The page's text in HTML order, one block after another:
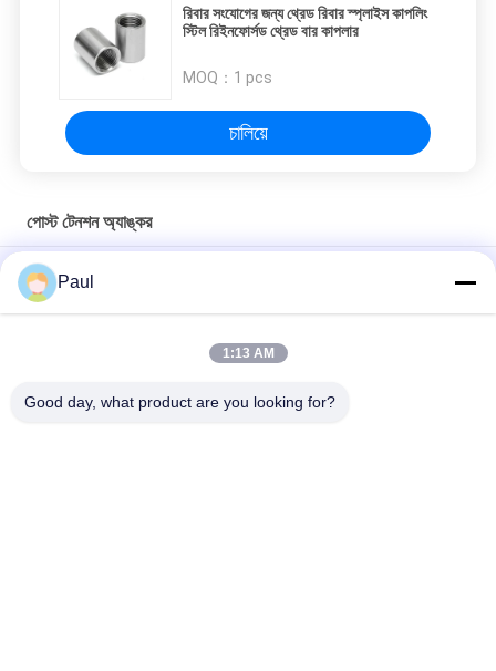
রিবার সংযোগের জন্য থ্রেড রিবার স্প্লাইস কাপলিং
স্টিল রিইনফোর্সড থ্রেড বার কাপলার
MOQ： 1 pcs
চালিয়ে
পোস্ট টেনশন অ্যাঙ্কর
পোস্ট টেনশন কাস্ট আয়রন অ্যাঙ্কর ওয়েজ অ্যাঙ্কোরেজ ব্লক স্ট্র্যান্ড গ্রিপস ফ্ল্যাট
অ্যাঙ্করPaul
1:13 AM
Good day, what product are you looking for?